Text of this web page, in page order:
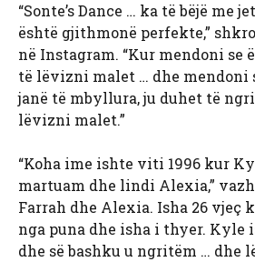
“Sonte’s Dance … ka të bëjë me
është gjithmonë perfekte,”
në Instagram. “Kur mendoni se
të lëvizni malet … dhe mendoni
janë të mbyllura, ju duhet të
lëvizni malet.”
“Koha ime ishte viti 1996 kur
martuam dhe lindi Alexia,”
Farrah dhe Alexia. Isha 26 vjeç
nga puna dhe isha i thyer. Kyle
dhe së bashku u ngritëm … dhe